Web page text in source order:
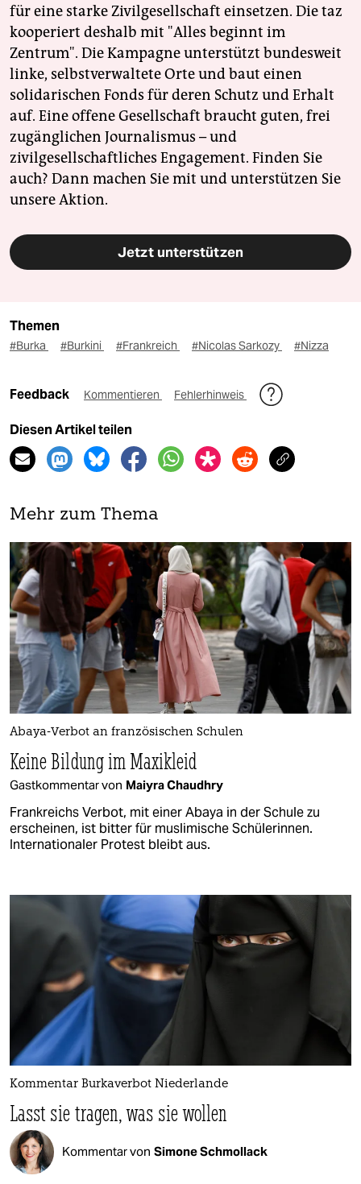
für eine starke Zivilgesellschaft einsetzen. Die taz
kooperiert deshalb mit "Alles beginnt im
Zentrum". Die Kampagne unterstützt bundesweit
linke, selbstverwaltete Orte und baut einen
solidarischen Fonds für deren Schutz und Erhalt
auf. Eine offene Gesellschaft braucht guten, frei
zugänglichen Journalismus – und
zivilgesellschaftliches Engagement. Finden Sie
auch? Dann machen Sie mit und unterstützen Sie
unsere Aktion.
Jetzt unterstützen
Themen
#Burka #Burkini #Frankreich #Nicolas Sarkozy #Nizza
Feedback Kommentieren Fehlerhinweis
Diesen Artikel teilen
Mehr zum Thema
Abaya-Verbot an französischen Schulen
Keine Bildung im Maxikleid
Gastkommentar von Maiyra Chaudhry
Frankreichs Verbot, mit einer Abaya in der Schule zu
erscheinen, ist bitter für muslimische Schülerinnen.
Internationaler Protest bleibt aus.
Kommentar Burkaverbot Niederlande
Lasst sie tragen, was sie wollen
Kommentar von Simone Schmollack